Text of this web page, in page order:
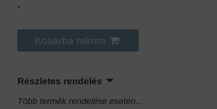
-
Kosárba rakom
Részletes rendelés
Több termék rendelése esetén...